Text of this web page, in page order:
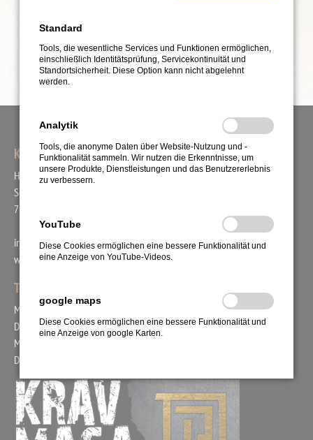
KRAV MAGA UNION
Head Coach Bogac Demirer
Schafäckerstr. 44
71711 Steinheim
info@kravmaga-union.de
www.kravmaga-union.com
Tel.: +49. 171. 2978554
Mo. 15:00 - 18:00 Uhr
Di. 09:00 - 12:00 Uhr
Mi. 15:00 - 17:00 Uhr
Do. 09:00 - 12:00 Uhr
Standard
Tools, die wesentliche Services und Funktionen ermöglichen,
einschließlich Identitätsprüfung, Servicekontinuität und
Standortsicherheit. Diese Option kann nicht abgelehnt
werden.
Analytik
Tools, die anonyme Daten über Website-Nutzung und -
Funktionalität sammeln. Wir nutzen die Erkenntnisse, um
unsere Produkte, Dienstleistungen und das Benutzererlebnis
zu verbessern.
YouTube
Diese Cookies ermöglichen eine bessere Funktionalität und
eine Anzeige von YouTube-Videos.
google maps
Diese Cookies ermöglichen eine bessere Funktionalität und
eine Anzeige von google Karten.